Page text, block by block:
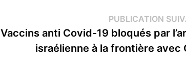
PUBLICATION
Vaccins anti Covid-19 bloqués par
israélienne à la frontière avec